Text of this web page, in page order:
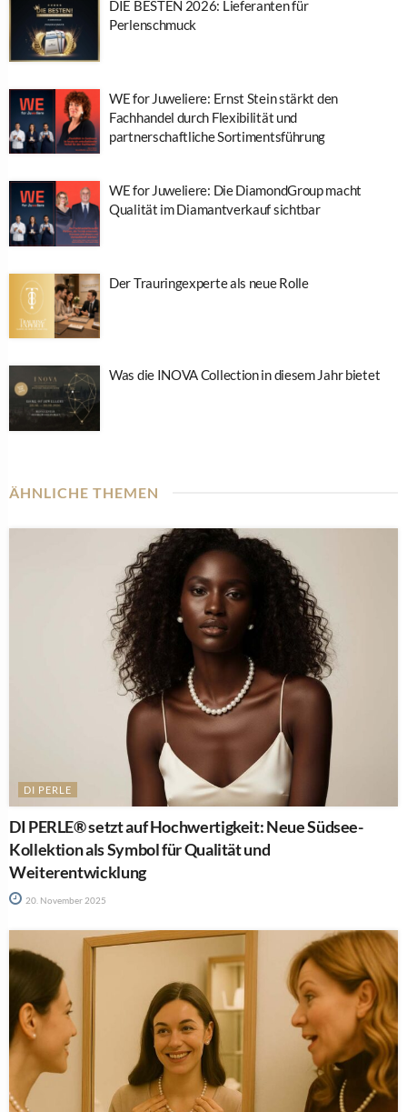
DIE BESTEN 2026: Lieferanten für
Perlenschmuck
WE for Juweliere: Ernst Stein stärkt den
Fachhandel durch Flexibilität und
partnerschaftliche Sortimentsführung
WE for Juweliere: Die DiamondGroup macht
Qualität im Diamantverkauf sichtbar
Der Trauringexperte als neue Rolle
Was die INOVA Collection in diesem Jahr bietet
ÄHNLICHE THEMEN
DI PERLE
DI PERLE® setzt auf Hochwertigkeit: Neue Südsee-
Kollektion als Symbol für Qualität und
Weiterentwicklung
20. November 2025